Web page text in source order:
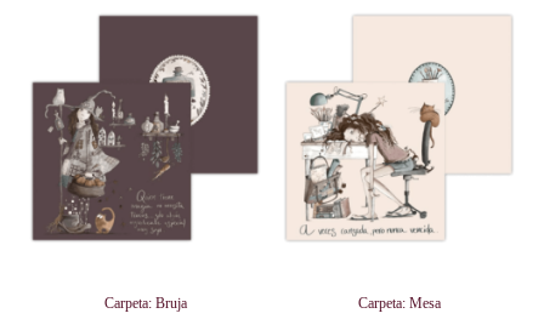
Carpeta: Bruja
Carpeta: Mesa